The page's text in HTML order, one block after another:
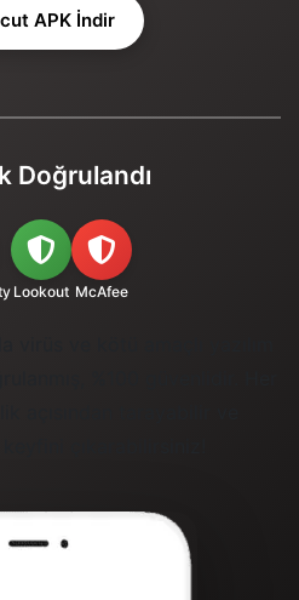
APK İndir
Doğrulandı
Lookout McAfee